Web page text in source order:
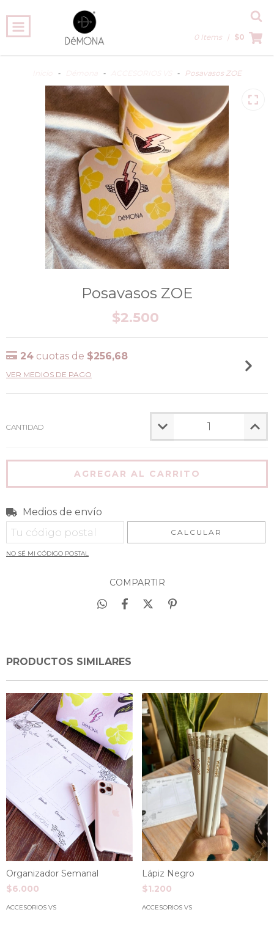
0 Items | $0
- - - Posavasos ZOE
Posavasos ZOE
$2.500
24 cuotas de $256,68
VER MEDIOS DE PAGO
CANTIDAD
Entregas para el CP:
Medios de envío
CALCULAR
NO SÉ MI CÓDIGO POSTAL
COMPARTIR
PRODUCTOS SIMILARES
Organizador Semanal
$6.000
ACCESORIOS VS
Lápiz Negro
$1.200
ACCESORIOS VS